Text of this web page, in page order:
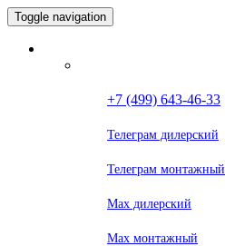
Toggle navigation
+7 (499) 643-46-33
Телеграм дилерский
Телеграм монтажный
Max дилерский
Max монтажный